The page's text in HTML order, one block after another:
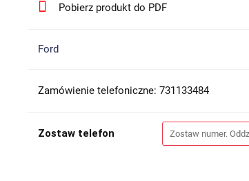
Pobierz produkt do PDF
Ford
Zamówienie telefoniczne: 731133484
Zostaw telefon